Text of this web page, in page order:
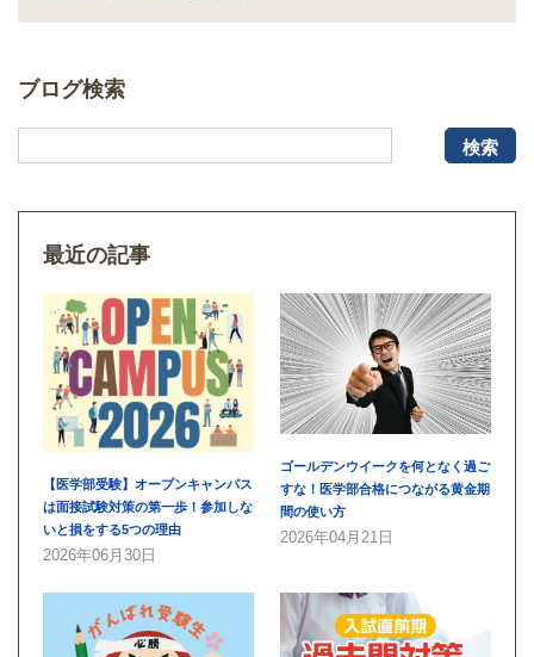
ブログ検索
検索
最近の記事
【医学部受験】オープンキャンパス
は面接試験対策の第一歩！参加しな
いと損をする5つの理由
2026年06月30日
ゴールデンウイークを何となく過ご
すな！医学部合格につながる黄金期
間の使い方
2026年04月21日